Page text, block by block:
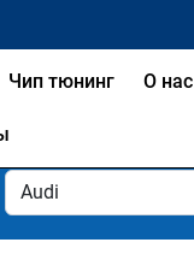
Чип тюнинг О нас